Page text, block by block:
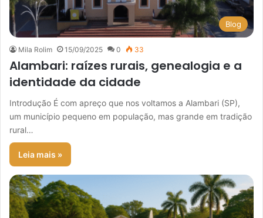
Blog
Mila Rolim 15/09/2025 0 33
Alambari: raízes rurais, genealogia e a
identidade da cidade
Introdução É com apreço que nos voltamos a Alambari (SP),
um município pequeno em população, mas grande em tradição
rural…
Leia mais »